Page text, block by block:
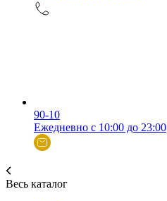
90-10
Ежедневно с 10:00 до 23:00
Весь каталог